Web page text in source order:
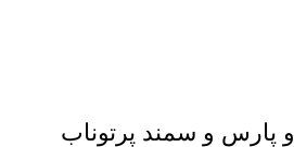
وایرشمع پژو 405 و پارس و سمند پرتوناب